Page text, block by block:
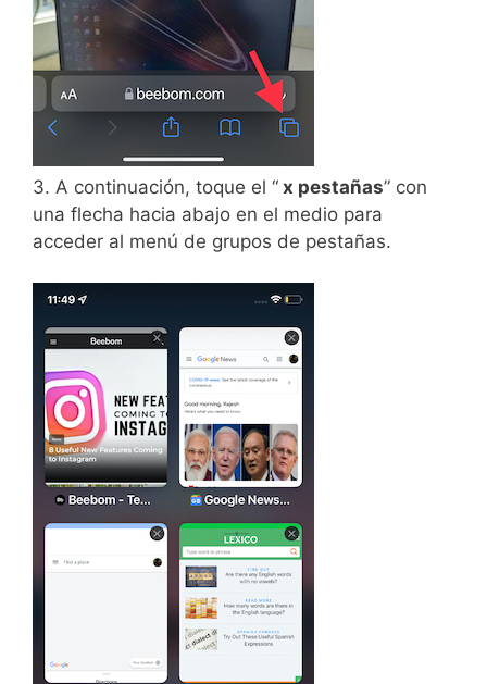
3. A continuación, toque el “ x pestañas” con
una flecha hacia abajo en el medio para
acceder al menú de grupos de pestañas.